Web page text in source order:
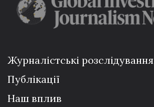
Журналістські розслідування
Публікації
Наш вплив